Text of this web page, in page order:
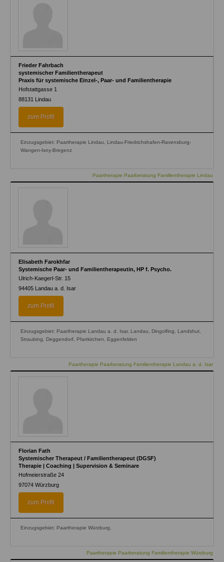
Frieder Fahrbach
systemischer Familientherapeut
Praxis für systemische Einzel-, Paar- und Familientherapie
Hofstattgasse 1
88131 Lindau
zum Profil
Einzugsgebiet: Paartherapie Lindau, Lindau-Friedrichshafen-Ravensburg-
Wangen-Isny-Bregenz
Paartherapie Paarberatung Familientherapie Lindau
Elisabeth Farokhfar
Systemische Paar- und Familientherapeutin, HP f. Psycho.
Ulrich-Kaegerl-Str. 15
94405 Landau a. d. Isar
zum Profil
Einzugsgebiet: Paartherapie Landau a. d. Isar, Landau, Dingolfing, Landshut,
Straubing, Deggendorf, Pfarrkirchen, Eggenfelden
Paartherapie Paarberatung Familientherapie Landau a. d. Isar
Florian Fath
Systemischer Therapeut / Familientherapeut (DGSF)
Therapie | Coaching | Supervision & Seminare
Hofmeierstraße 24
97074 Würzburg
zum Profil
Einzugsgebiet: Paartherapie Würzburg,
Paartherapie Paarberatung Familientherapie Würzburg